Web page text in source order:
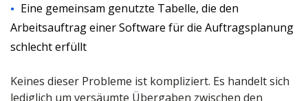
Eine gemeinsam genutzte Tabelle, die den
Arbeitsauftrag einer Software für die Auftragsplanung
schlecht erfüllt
Keines dieser Probleme ist kompliziert. Es handelt sich
lediglich um versäumte Übergaben zwischen den